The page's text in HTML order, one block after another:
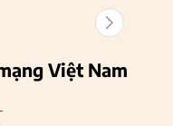
Việt Nam